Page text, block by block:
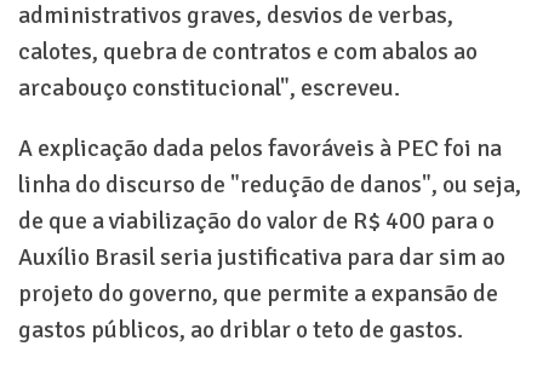
administrativos graves, desvios de verbas,
calotes, quebra de contratos e com abalos ao
arcabouço constitucional", escreveu.
A explicação dada pelos favoráveis à PEC foi na
linha do discurso de "redução de danos", ou seja,
de que a viabilização do valor de R$ 400 para o
Auxílio Brasil seria justificativa para dar sim ao
projeto do governo, que permite a expansão de
gastos públicos, ao driblar o teto de gastos.